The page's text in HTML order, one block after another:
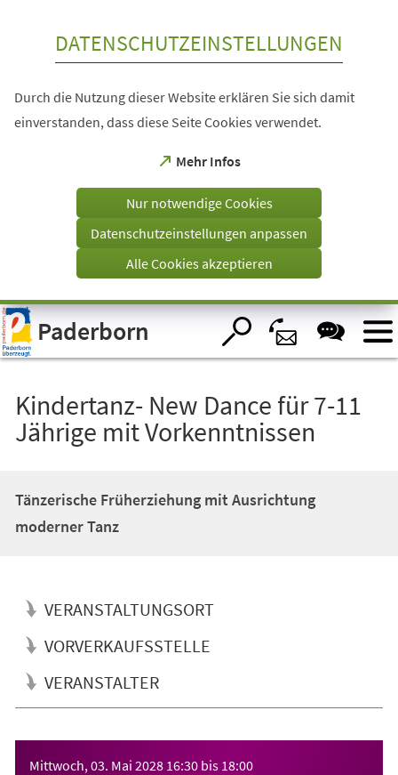
Visuelle
Assistenzsoftware
öffnen.
DATENSCHUTZEINSTELLUNGEN
Durch die Nutzung dieser Website erklären Sie sich damit
einverstanden, dass diese Seite Cookies verwendet.
Mehr Infos
(Öffnet
einem
Tab)
Nur notwendige Cookies
Datenschutzeinstellungen anpassen
Alle Cookies akzeptieren
Paderborn
Kindertanz- New Dance für 7-11
Jährige mit Vorkenntnissen
Tänzerische Früherziehung mit Ausrichtung
moderner Tanz
VERANSTALTUNGSORT
VORVERKAUFSSTELLE
VERANSTALTER
Mittwoch, 03. Mai 2028 16:30 bis 18:00